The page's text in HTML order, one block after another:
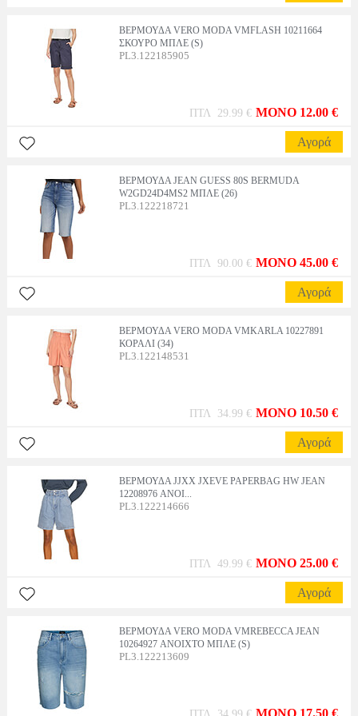
ΒΕΡΜΟΥΔΑ VERO MODA VMFLASH 10211664
ΣΚΟΥΡΟ ΜΠΛΕ (S)
PL3.122185905
ΠΤΛ 29.99 € MONO 12.00 €
Αγορά
ΒΕΡΜΟΥΔΑ JEAN GUESS 80S BERMUDA
W2GD24D4MS2 ΜΠΛΕ (26)
PL3.122218721
ΠΤΛ 90.00 € MONO 45.00 €
Αγορά
ΒΕΡΜΟΥΔΑ VERO MODA VMKARLA 10227891
ΚΟΡΑΛΙ (34)
PL3.122148531
ΠΤΛ 34.99 € MONO 10.50 €
Αγορά
ΒΕΡΜΟΥΔΑ JJXX JXEVE PAPERBAG HW JEAN
12208976 ΑΝΟΙ...
PL3.122214666
ΠΤΛ 49.99 € MONO 25.00 €
Αγορά
ΒΕΡΜΟΥΔΑ VERO MODA VMREBECCA JEAN
10264927 ΑΝΟΙΧΤΟ ΜΠΛΕ (S)
PL3.122213609
MONO 17.50 €